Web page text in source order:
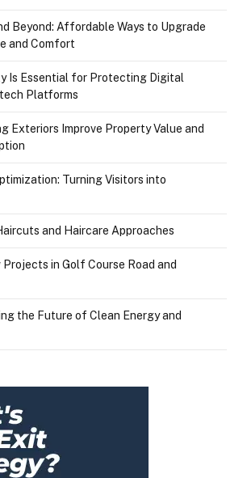
Beyond: Affordable Ways to Upgrade
and Comfort
Is Essential for Protecting Digital
Platforms
Exteriors Improve Property Value and
Turning Visitors into
and Haircare Approaches
in Golf Course Road and
the Future of Clean Energy and